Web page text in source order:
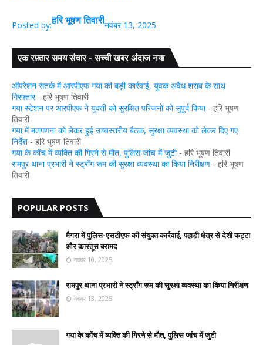
Posted by:हरि भूषण तिवारीनवंबर 13, 2025
एक रफ़्तार समय संचार - सच्ची खबर अंदाज नया
ऑपरेशन सतर्क में आरपीएफ गया की बड़ी कार्रवाई, युवक अवैध शराब के साथ
गिरफ्तार- हरि भूषण तिवारी
गया स्टेशन पर आरपीएफ ने युवती को सुरक्षित परिजनों को सुपुर्द किया- हरि भूषण
तिवारी
गया में मतगणना को लेकर हुई उच्चस्तरीय बैठक, सुरक्षा व्यवस्था को लेकर दिए गए
निर्देश- हरि भूषण तिवारी
गया के कोंच में व्यक्ति की गिरने से मौत, पुलिस जांच में जुटी- हरि भूषण तिवारी
रामपुर थाना प्रभारी ने स्ट्रॉंग रूम की सुरक्षा व्यवस्था का किया निरीक्षण - हरि भूषण
तिवारी
POPULAR POSTS
मैगरा में पुलिस-एसटीएफ की संयुक्त कार्रवाई, पहाड़ी क्षेत्र से देशी कट्टा
और कारतूस बरामद
नवंबर 10, 2025
रामपुर थाना प्रभारी ने स्ट्रॉंग रूम की सुरक्षा व्यवस्था का किया निरीक्षण
नवंबर 13, 2025
गया के कोंच में व्यक्ति की गिरने से मौत, पुलिस जांच में जुटी